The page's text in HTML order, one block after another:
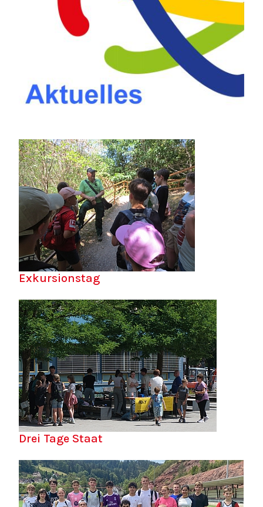
Exkursionstag
Drei Tage Staat